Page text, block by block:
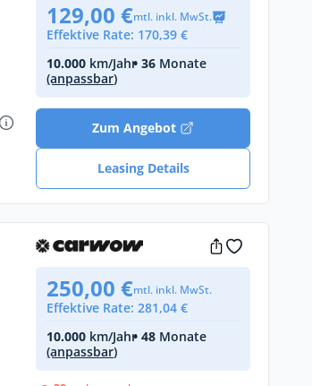
129,00 €mtl. inkl. MwSt.
Effektive Rate: 170,39 €
10.000 km/Jahr• 36 Monate
(anpassbar)
Zum Angebot
Leasing Details
250,00 €mtl. inkl. MwSt.
Effektive Rate: 281,04 €
10.000 km/Jahr• 48 Monate
(anpassbar)